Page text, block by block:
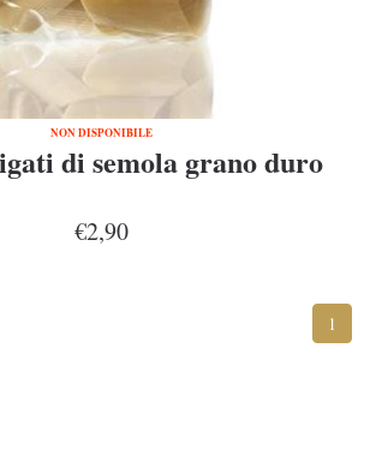
NON DISPONIBILE
di semola grano duro
€2,90
1